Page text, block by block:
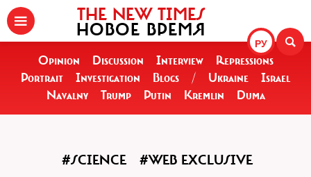
РУ
THE NEW TIMES
НОВОЕ ВРЕМЯ
Opinion Discussion Interview
Repressions
Portrait
Investigation Blogs / Ukraine
Israel
Navalny
Trump Putin Kremlin Duma
#SCIENCE #WEB EXCLUSIVE